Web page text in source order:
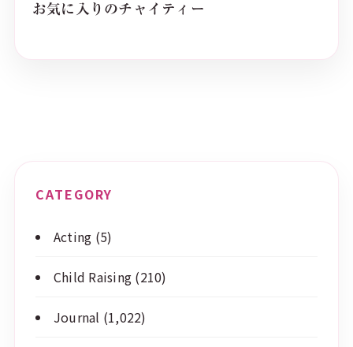
お気に入りのチャイティー
CATEGORY
Acting (5)
Child Raising (210)
Journal (1,022)